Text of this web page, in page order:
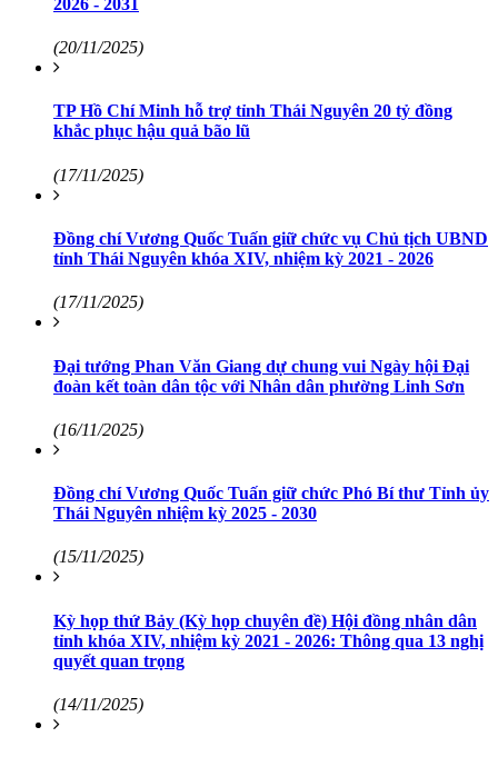
2026 - 2031
(20/11/2025)
TP Hồ Chí Minh hỗ trợ tỉnh Thái Nguyên 20 tỷ đồng
khắc phục hậu quả bão lũ
(17/11/2025)
Đồng chí Vương Quốc Tuấn giữ chức vụ Chủ tịch UBND
tỉnh Thái Nguyên khóa XIV, nhiệm kỳ 2021 - 2026
(17/11/2025)
Đại tướng Phan Văn Giang dự chung vui Ngày hội Đại
đoàn kết toàn dân tộc với Nhân dân phường Linh Sơn
(16/11/2025)
Đồng chí Vương Quốc Tuấn giữ chức Phó Bí thư Tỉnh ủy
Thái Nguyên nhiệm kỳ 2025 - 2030
(15/11/2025)
Kỳ họp thứ Bảy (Kỳ họp chuyên đề) Hội đồng nhân dân
tỉnh khóa XIV, nhiệm kỳ 2021 - 2026: Thông qua 13 nghị
quyết quan trọng
(14/11/2025)